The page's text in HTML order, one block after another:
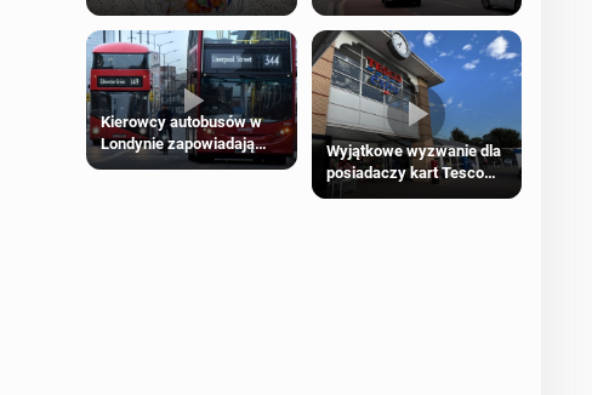
supermarketów
kierunków podróży na
świecie
Kierowcy autobusów w
Londynie zapowiadają
strajki
Wyjątkowe wyzwanie dla
posiadaczy kart Tesco
Clubcard!